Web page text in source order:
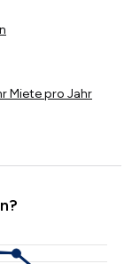
Miete pro Jahr